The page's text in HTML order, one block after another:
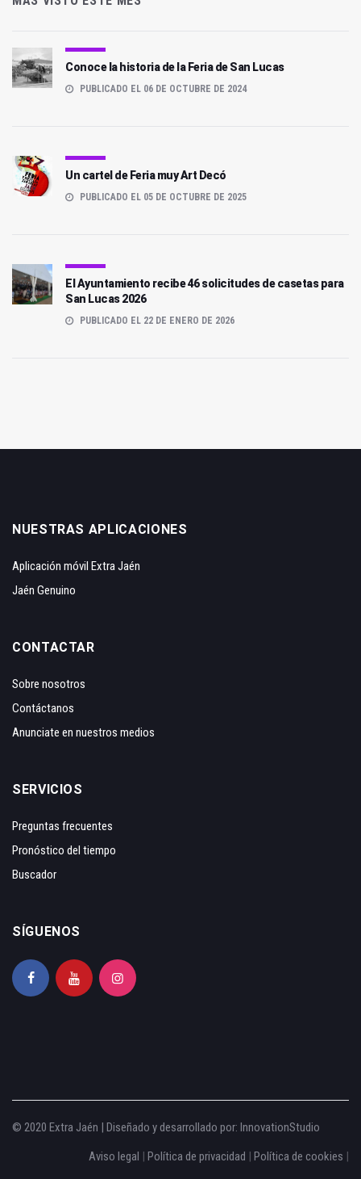
Conoce la historia de la Feria de San Lucas
PUBLICADO EL 06 DE OCTUBRE DE 2024
Un cartel de Feria muy Art Decó
PUBLICADO EL 05 DE OCTUBRE DE 2025
El Ayuntamiento recibe 46 solicitudes de casetas para
San Lucas 2026
PUBLICADO EL 22 DE ENERO DE 2026
NUESTRAS APLICACIONES
Aplicación móvil Extra Jaén
Jaén Genuino
CONTACTAR
Sobre nosotros
Contáctanos
Anunciate en nuestros medios
SERVICIOS
Preguntas frecuentes
Pronóstico del tiempo
Buscador
SÍGUENOS
© 2020 Extra Jaén | Diseñado y desarrollado por: InnovationStudio
Aviso legal | Política de privacidad | Política de cookies |